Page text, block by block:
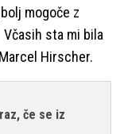
mogoče z
sta mi bila
Hirscher.
če se iz